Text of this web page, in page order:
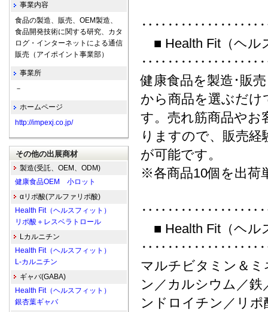
■ Health Fit（ヘル
健康食品を製造･販
から商品を選ぶだ
す。売れ筋商品やお
りますので、販売
が可能です。
※各商品10個を出荷
■ Health Fit（ヘル
マルチビタミン＆
ン／カルシウム／
ンドロイチン／リ
事業内容
食品の製造、販売、OEM製造、
食品開発技術に関する研究、カタ
ログ・インターネットによる通信
販売（アイポイント事業部）
事業所
－
ホームページ
http://impexj.co.jp/
その他の出展商材
製造(受託、OEM、ODM)
健康食品OEM 小ロット
αリポ酸(アルファリポ酸)
Health Fit（ヘルスフィット）
リポ酸＋レスベラトロール
Lカルニチン
Health Fit（ヘルスフィット）
L-カルニチン
ギャバ(GABA)
Health Fit（ヘルスフィット）
銀杏葉ギャバ